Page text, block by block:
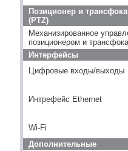
Позиционер и
(PTZ)
Механизированное
позиционером и
Интерфейсы
Цифровые входы/выходы
Интрефейс Ethernet
Wi-Fi
Дополнительные